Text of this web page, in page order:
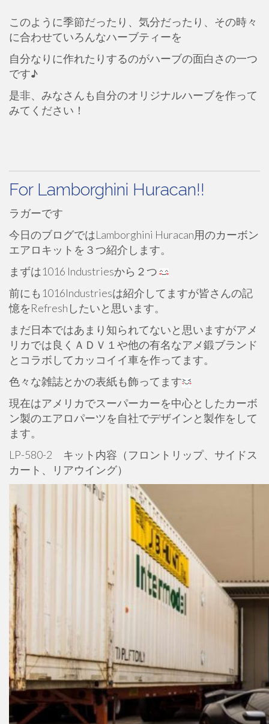
このように季節だったり、気分だったり、その時々
に合わせていろんなハーブティーを
自分なりに作れたりするのがハーブの面白さの一つ
です♪
是非、みなさんも自分のオリジナルハーブを作って
みてください！
For Lamborghini Huracan!!
ラガーです
今日のブログではLamborghini Huracan用のカーボン
エアロキットを３つ紹介します。
まずは1016 Industriesから２つ
前にも1016Industriesは紹介してますが皆さんの記
憶をRefreshしたいと思います。
まだ日本ではあまり知られてないと思いますがアメ
リカでは良くＡＤＶ１や他の有名なアメ鍛ブランド
とコラボしてカッコイイ車を作ってます。
色々な雑誌とかの表紙も飾ってます
現在はアメリカでスーパーカーを中心としたカーボ
ン製のエアロパーツを自社でデザインと製作をして
ます。
LP-580-2 キット内容（フロントリップ、サイドス
カート、リアウイング）